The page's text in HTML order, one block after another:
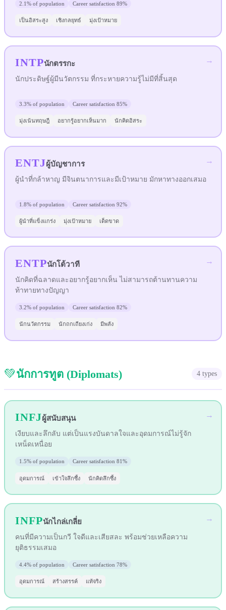
2.1% of population Career satisfaction 89%
เป็นอิสระสูง เชิงกลยุทธ์ มุ่งเป้าหมาย
INTPนักตรรกะ
นักประดิษฐ์ผู้มีนวัตกรรม ที่กระหายความรู้ไม่มีที่สิ้นสุด
3.3% of population Career satisfaction 85%
มุ่งเน้นทฤษฎี อยากรู้อยากเห็นมาก นักคิดอิสระ
→
ENTJผู้บัญชาการ
ผู้นำที่กล้าหาญ มีจินตนาการและมีเป้าหมาย มักหาทางออกเสมอ
1.8% of population Career satisfaction 92%
ผู้นำที่แข็งแกร่ง มุ่งเป้าหมาย เด็ดขาด
→
ENTPนักโต้วาที
นักคิดที่ฉลาดและอยากรู้อยากเห็น ไม่สามารถต้านทานความ
ท้าทายทางปัญญา
3.2% of population Career satisfaction 82%
นักนวัตกรรม นักถกเถียงเก่ง มีพลัง
→
💚นักการทูต (Diplomats) 4 types
INFJผู้สนับสนุน
เงียบและลึกลับ แต่เป็นแรงบันดาลใจและอุดมการณ์ไม่รู้จัก
เหน็ดเหนื่อย
1.5% of population Career satisfaction 81%
อุดมการณ์ เข้าใจลึกซึ้ง นักคิดลึกซึ้ง
→
INFPนักไกล่เกลี่ย
คนที่มีความเป็นกวี ใจดีและเสียสละ พร้อมช่วยเหลือความ
ยุติธรรมเสมอ
4.4% of population Career satisfaction 78%
อุดมการณ์ สร้างสรรค์ แท้จริง
→